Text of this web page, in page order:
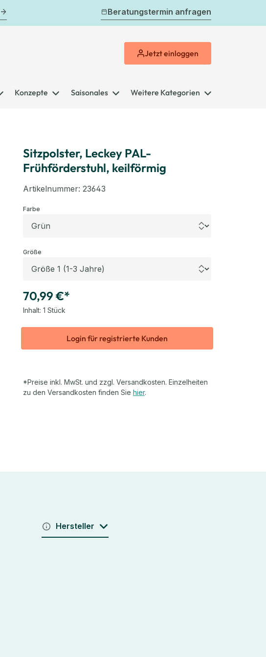
Beratungstermin anfragen
Jetzteinloggen
Konzepte Saisonales Weitere Kategorien
Sitzpolster, Leckey PAL-
Frühförderstuhl, keilförmig
Artikelnummer: 23643
Farbeauswählen
Größeauswählen
70,99 €*
Inhalt: 1 Stück
Login für registrierte Kunden
*Preise inkl. MwSt. und zzgl. Versandkosten. Einzelheiten
zu den Versandkosten finden Sie hier.
Hersteller